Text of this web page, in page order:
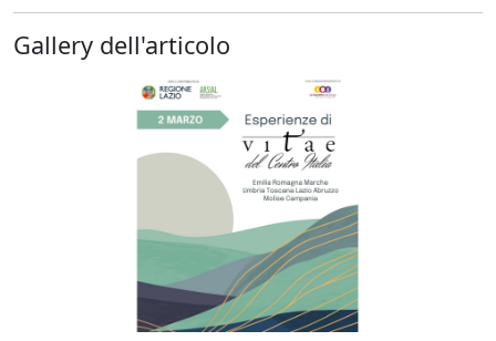
Gallery dell'articolo